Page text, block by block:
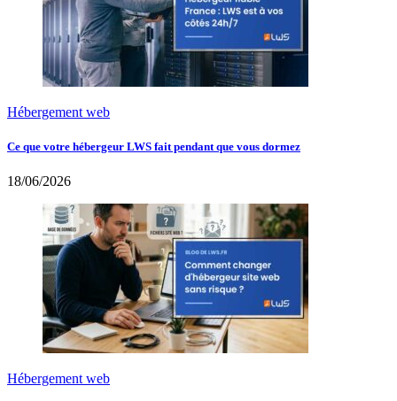
Hébergement web
Ce que votre hébergeur LWS fait pendant que vous dormez
18/06/2026
Hébergement web